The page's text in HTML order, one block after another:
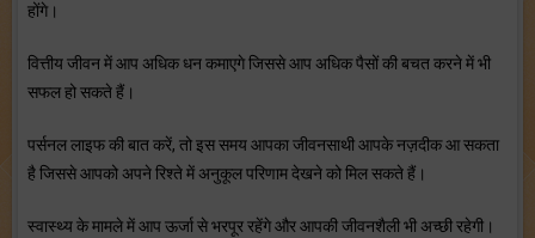
होंगे।
वित्तीय जीवन में आप अधिक धन कमाएगे जिससे आप अधिक पैसों की बचत करने में भी
सफल हो सकते हैं।
पर्सनल लाइफ की बात करें, तो इस समय आपका जीवनसाथी आपके नज़दीक आ सकता
है जिससे आपको अपने रिश्‍ते में अनुकूल परिणाम देखने को मिल सकते हैं।
स्‍वास्‍थ्‍य के मामले में आप ऊर्जा से भरपूर रहेंगे और आपकी जीवनशैली भी अच्‍छी रहेगी।